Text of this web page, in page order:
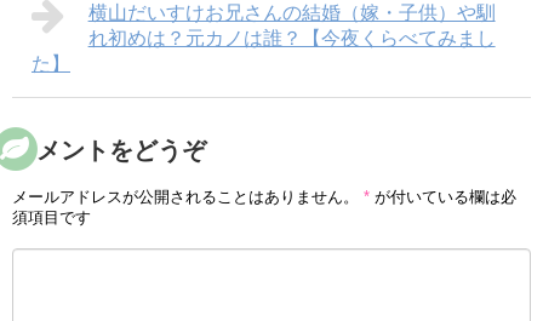
横山だいすけお兄さんの結婚（嫁・子供）や馴
れ初めは？元カノは誰？【今夜くらべてみまし
た】
コメントをどうぞ
メールアドレスが公開されることはありません。 * が付いている欄は必
須項目です